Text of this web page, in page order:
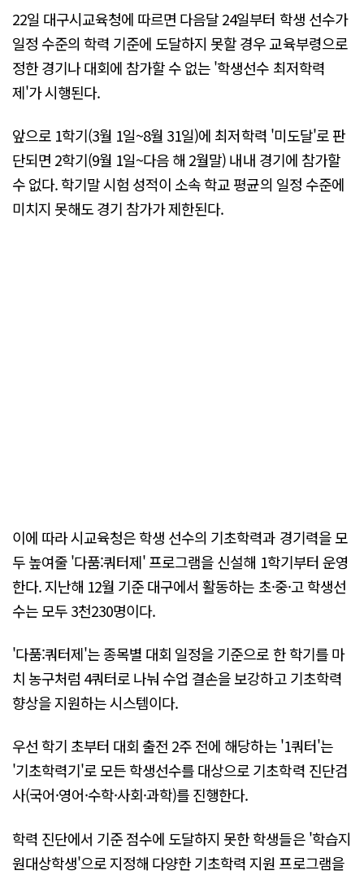
22일 대구시교육청에 따르면 다음달 24일부터 학생 선수가
일정 수준의 학력 기준에 도달하지 못할 경우 교육부령으로
정한 경기나 대회에 참가할 수 없는 '학생선수 최저학력
제'가 시행된다.
앞으로 1학기(3월 1일~8월 31일)에 최저학력 '미도달'로 판
단되면 2학기(9월 1일~다음 해 2월말) 내내 경기에 참가할
수 없다. 학기말 시험 성적이 소속 학교 평균의 일정 수준에
미치지 못해도 경기 참가가 제한된다.
이에 따라 시교육청은 학생 선수의 기초학력과 경기력을 모
두 높여줄 '다품:쿼터제' 프로그램을 신설해 1학기부터 운영
한다. 지난해 12월 기준 대구에서 활동하는 초·중·고 학생선
수는 모두 3천230명이다.
'다품:쿼터제'는 종목별 대회 일정을 기준으로 한 학기를 마
치 농구처럼 4쿼터로 나눠 수업 결손을 보강하고 기초학력
향상을 지원하는 시스템이다.
우선 학기 초부터 대회 출전 2주 전에 해당하는 '1쿼터'는
'기초학력기'로 모든 학생선수를 대상으로 기초학력 진단검
사(국어·영어·수학·사회·과학)를 진행한다.
학력 진단에서 기준 점수에 도달하지 못한 학생들은 '학습지
원대상학생'으로 지정해 다양한 기초학력 지원 프로그램을